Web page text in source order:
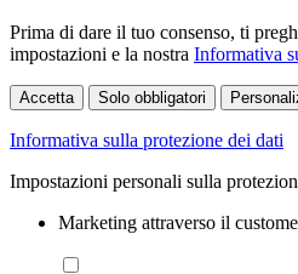
Prima di dare il tuo consenso, ti
impostazioni e la nostra Informativa
Accetta Solo obbligatori
Informativa sulla protezione dei dati
Impostazioni personali sulla
Marketing attraverso il